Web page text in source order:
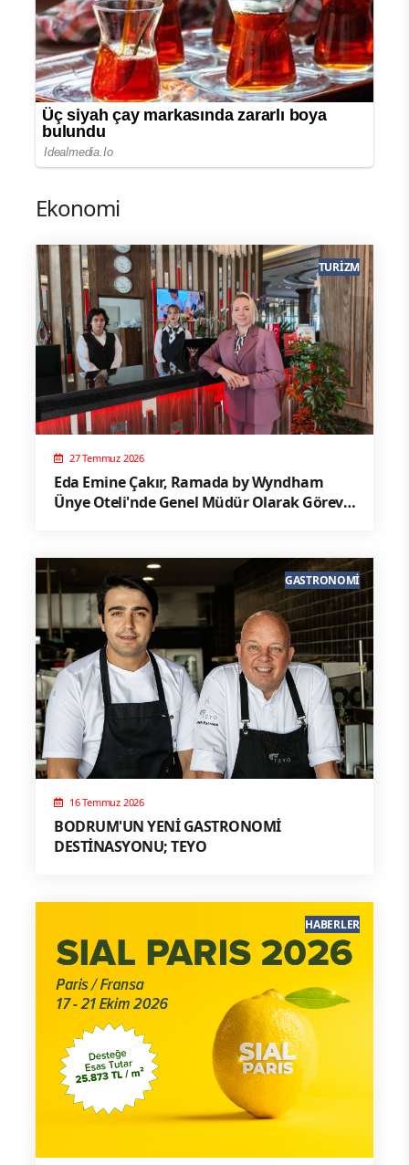
Ekonomi
27 Temmuz 2026
Eda Emine Çakır, Ramada by Wyndham
Ünye Oteli'nde Genel Müdür Olarak Göreve
TURIZM
16 Temmuz 2026
BODRUM'UN YENİ GASTRONOMİ
DESTİNASYONU; TEYO
GASTRONOMI
HABERLER